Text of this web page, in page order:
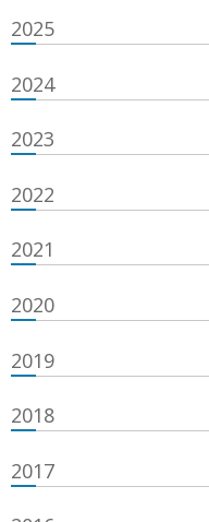
2025
2024
2023
2022
2021
2020
2019
2018
2017